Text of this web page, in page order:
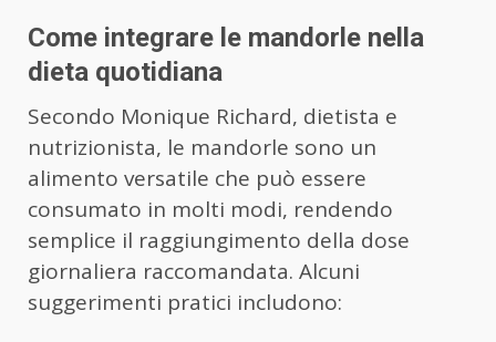
Come integrare le mandorle nella
dieta quotidiana
Secondo Monique Richard, dietista e
nutrizionista, le mandorle sono un
alimento versatile che può essere
consumato in molti modi, rendendo
semplice il raggiungimento della dose
giornaliera raccomandata. Alcuni
suggerimenti pratici includono: